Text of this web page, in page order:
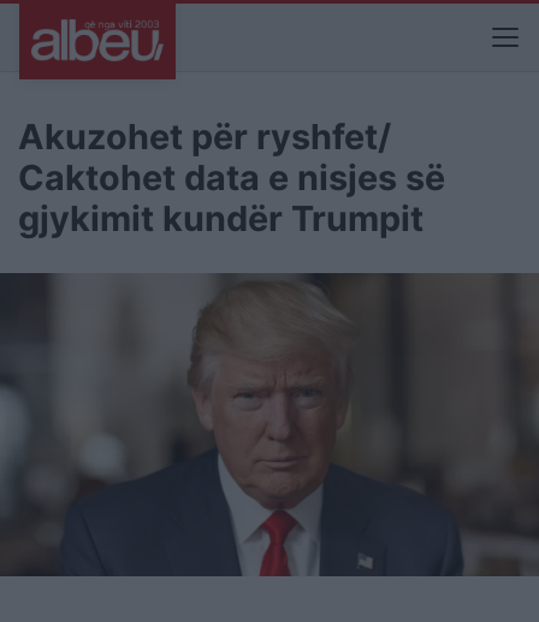
Akuzohet për ryshfet/
Caktohet data e nisjes së
gjykimit kundër Trumpit